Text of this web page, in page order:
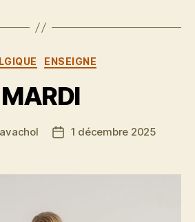
Catégories
ENSEIGNE
MARDI
Date1 décembre 2025